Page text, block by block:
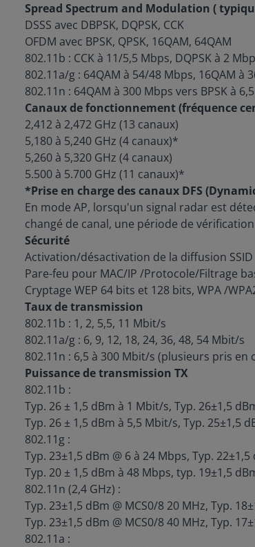
Spread Spectrum and Modulation (
DSSS avec DBPSK, DQPSK, CCK
OFDM avec BPSK, QPSK, 16QAM, 64QAM
802.11b : CCK à 11/5,5 Mbps, DQPSK à 2
802.11a/g : 64QAM à 54/48 Mbps, 16QAM à
802.11n : 64QAM à 300 Mbps vers BPSK à
Canaux de fonctionnement (fréquence
2,412 à 2,472 GHz (13 canaux)
5,180 à 5,240 GHz (4 canaux)*
5,260 à 5,320 GHz (4 canaux)
5.500 à 5.700 GHz (11 canaux)*
*Prise en charge des canaux DFS
En mode AP, lorsqu'un signal radar est
changé de canal, une période de
Sécurité
Activation/désactivation de la diffusion SSID
Pare-feu pour MAC/IP /Protocole/Filtrage
Cryptage WEP 64 bits et 128 bits, WPA /
Taux de transmission
802.11b : 1, 2, 5,5, 11 Mbit/s
802.11a/g : 6, 9, 12, 18, 24, 36, 48, 54 Mbit/s
802.11n : 6,5 à 300 Mbit/s (plusieurs pris en
Puissance de transmission TX
802.11b :
Typ. 26 ± 1,5 dBm à 1 Mbit/s, Typ. 26±1,5
Typ. 26 ± 1,5 dBm à 5,5 Mbit/s, Typ. 25±1,5
802.11g :
Typ. 23±1,5 dBm @ 6 à 24 Mbps, Typ.
Typ. 20 ± 1,5 dBm à 48 Mbps, typ. 19±1,5
802.11n (2,4 GHz) :
Typ. 23±1,5 dBm @ MCS0/8 20 MHz, Typ.
Typ. 23±1,5 dBm @ MCS0/8 40 MHz, Typ.
802.11a :